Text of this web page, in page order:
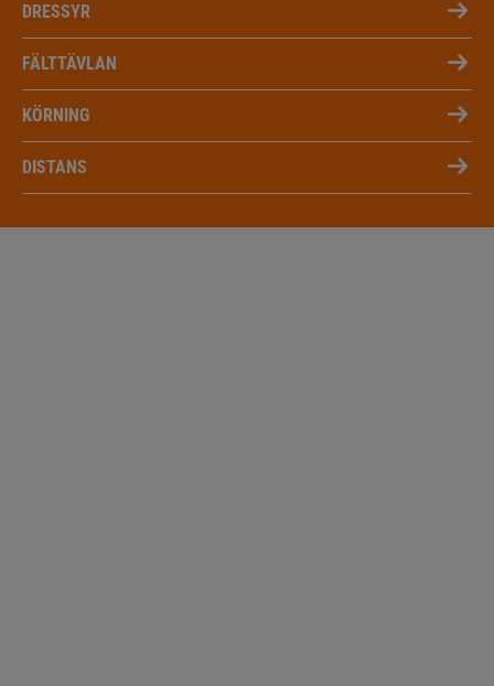
DRESSYR
FÄLTTÄVLAN
KÖRNING
DISTANS